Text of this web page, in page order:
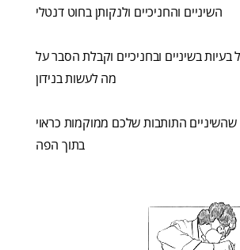
השיניים והחניכיים ולנקותן בחוט דנטלי
בעיות בשיניים ובחניכיים וקבלת הסבר על
מה לעשות בנידון
שהשיניים התותבות שלכם ממוקמות כראוי
בתוך הפה